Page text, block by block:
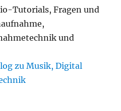
Tutorials, Fragen und
und
zu Musik, Digital